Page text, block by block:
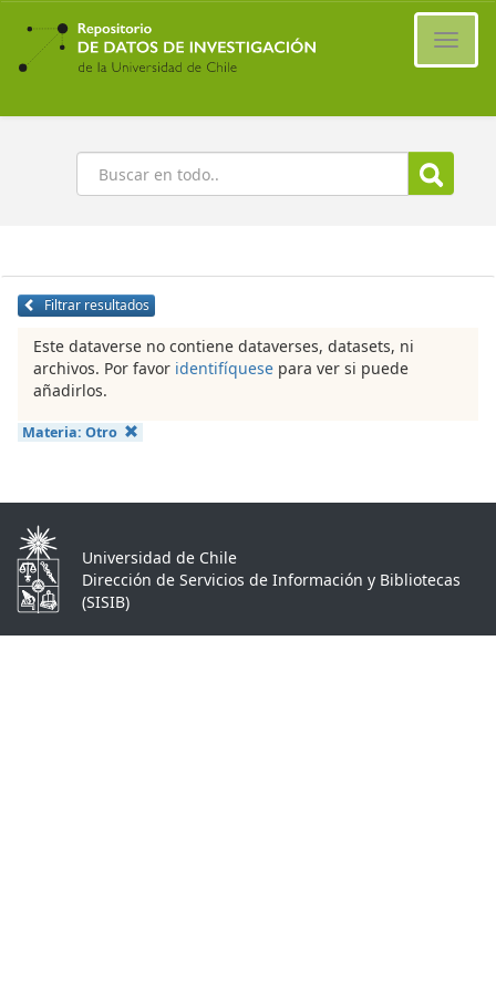
Ir
contenido
principal
Buscar
Filtrar resultados
Este dataverse no contiene dataverses, datasets, ni
archivos. Por favor identifíquese para ver si puede
añadirlos.
Materia: Otro
Universidad de Chile
Dirección de Servicios de Información y Bibliotecas
(SISIB)